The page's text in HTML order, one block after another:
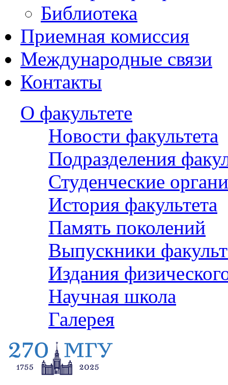
Библиотека
Приемная комиссия
Международные связи
Контакты
О факультете
Новости факультета
Подразделения
Студенческие
История факультета
Память поколений
Выпускники
Издания
Научная школа
Галерея